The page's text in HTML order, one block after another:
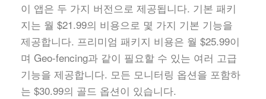
이 앱은 두 가지 버전으로 제공됩니다. 기본 패키
지는 월 $21.99의 비용으로 몇 가지 기본 기능을
제공합니다. 프리미엄 패키지 비용은 월 $25.99이
며 Geo-fencing과 같이 필요할 수 있는 여러 고급
기능을 제공합니다. 모든 모니터링 옵션을 포함하
는 $30.99의 골드 옵션이 있습니다.